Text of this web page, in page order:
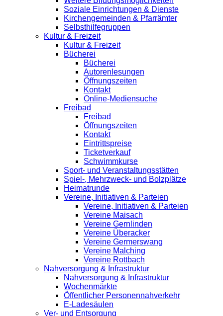
Soziale Einrichtungen & Dienste
Kirchengemeinden & Pfarrämter
Selbsthilfegruppen
Kultur & Freizeit
Kultur & Freizeit
Bücherei
Bücherei
Autorenlesungen
Öffnungszeiten
Kontakt
Online-Mediensuche
Freibad
Freibad
Öffnungszeiten
Kontakt
Eintrittspreise
Ticketverkauf
Schwimmkurse
Sport- und Veranstaltungsstätten
Spiel-, Mehrzweck- und Bolzplätze
Heimatrunde
Vereine, Initiativen & Parteien
Vereine, Initiativen & Parteien
Vereine Maisach
Vereine Gernlinden
Vereine Überacker
Vereine Germerswang
Vereine Malching
Vereine Rottbach
Nahversorgung & Infrastruktur
Nahversorgung & Infrastruktur
Wochenmärkte
Öffentlicher Personennahverkehr
E-Ladesäulen
Ver- und Entsorgung